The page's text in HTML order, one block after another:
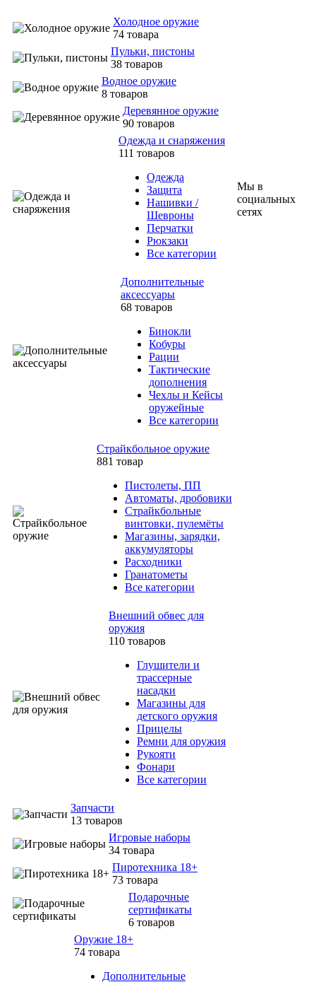
Холодное оружие
74 товара
Пульки, пистоны
38 товаров
Водное оружие
8 товаров
Деревянное оружие
90 товаров
Одежда и снаряжения
111 товаров
Одежда
Защита
Нашивки /
Шевроны
Перчатки
Рюкзаки
Все категории
Дополнительные
аксессуары
68 товаров
Бинокли
Кобуры
Рации
Тактические
дополнения
Чехлы и Кейсы
оружейные
Все категории
Страйкбольное оружие
881 товар
Пистолеты, ПП
Автоматы, дробовики
Страйкбольные
винтовки, пулемёты
Магазины, зарядки,
аккумуляторы
Расходники
Гранатометы
Все категории
Внешний обвес для
оружия
110 товаров
Глушители и
трассерные
насадки
Магазины для
детского оружия
Прицелы
Ремни для оружия
Рукояти
Фонари
Все категории
Запчасти
13 товаров
Игровые наборы
34 товара
Пиротехника 18+
73 товара
Подарочные
сертификаты
6 товаров
Оружие 18+
74 товара
Дополнительные
Мы в
социальных
сетях